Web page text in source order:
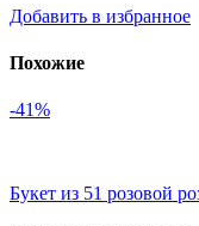
Добавить в избранное
Похожие
-41%
Букет из 51 розовой